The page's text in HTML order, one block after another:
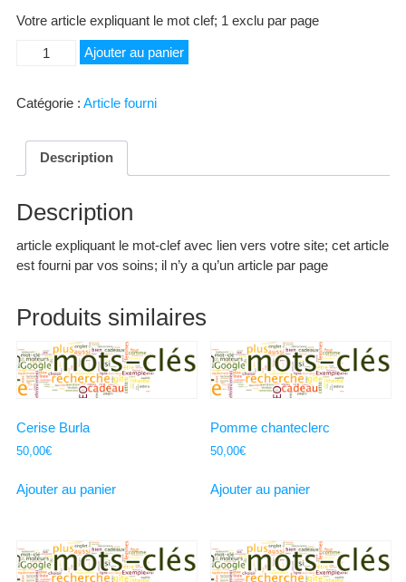
Votre article expliquant le mot clef; 1 exclu par page
quantité
Ajouter au panier
Catégorie : Article fourni
Description
Description
article expliquant le mot-clef avec lien vers votre site; cet article
est fourni par vos soins; il n’y a qu’un article par page
Produits similaires
Cerise Burla
50,00€
Ajouter au panier
Pomme chanteclerc
50,00€
Ajouter au panier